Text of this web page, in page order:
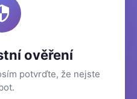
ověření
potvrďte, že nejste